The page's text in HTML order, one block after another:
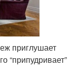
приглушает
“припудривает”